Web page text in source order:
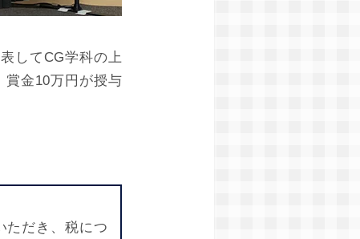
してCG学科の上
賞金10万円が授与
ただき、税につ